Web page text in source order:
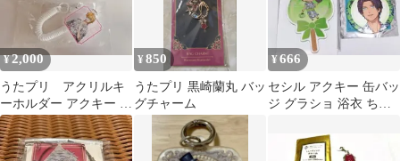
¥2,000
うたプリ アクリルキ
ーホルダー アクキー グ
ラショ 翔
¥850
うたプリ 黒崎蘭丸 バッ
グチャーム
¥666
セシル アクキー 缶バッ
ジ グラショ 浴衣 ちび